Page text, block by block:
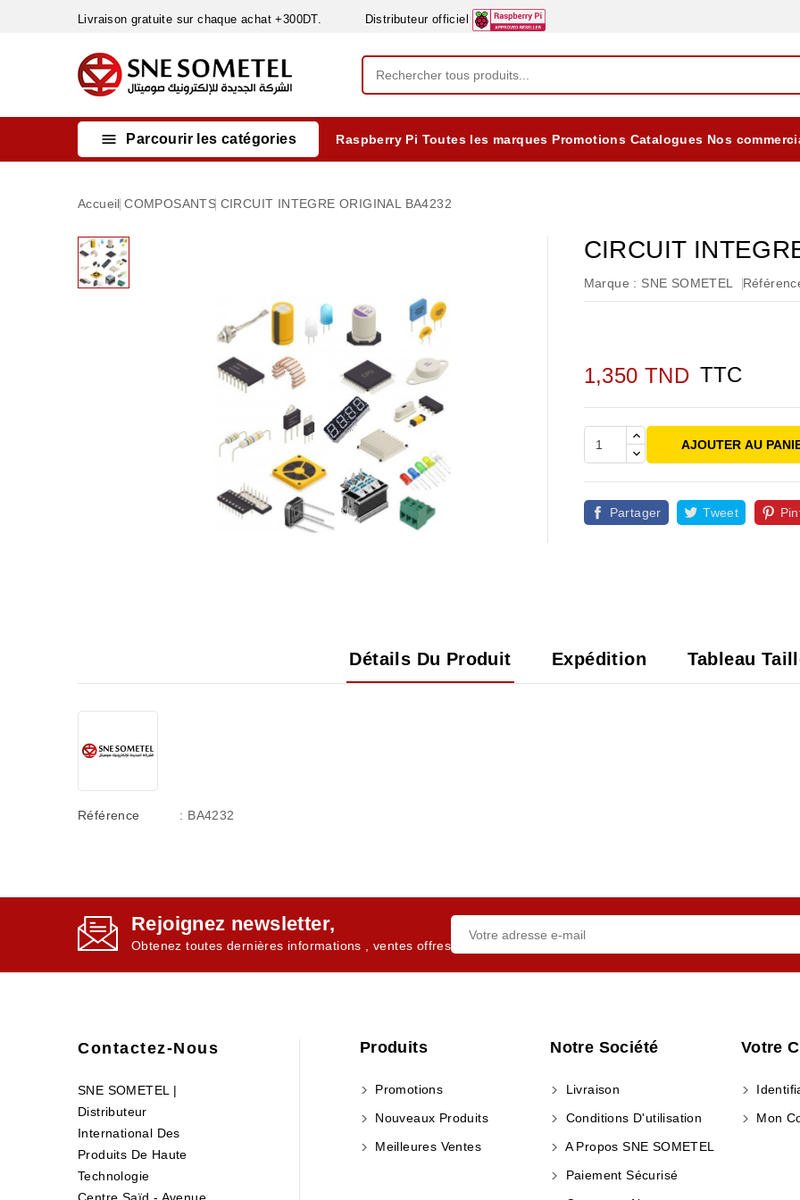
Livraison gratuite sur chaque achat +300DT. Distributeur officiel
 Parcourir les catégories Raspberry Pi Toutes les marques Promotions Catalogues Nos
Accueil COMPOSANTS CIRCUIT INTEGRE ORIGINAL BA4232
CIRCUIT
Marque : SNE SOMETEL
1,350 TND TTC
AJOUTER AU
Partager Tweet
Détails Du Produit Expédition Tableau
Référence : BA4232
Rejoignez newsletter,
Obtenez toutes dernières informations , ventes offres
Contactez-Nous
SNE SOMETEL |
Distributeur
International Des
Produits De Haute
Technologie
Produits
Promotions
Nouveaux Produits
Meilleures Ventes
Notre Société
Livraison
Conditions D'utilisation
A Propos SNE SOMETEL
Paiement Sécurisé
Votre
Mon